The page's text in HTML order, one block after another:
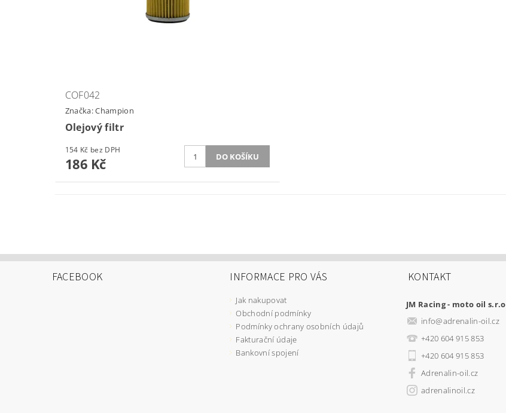
COF042
Značka:Champion
Olejový filtr
154 Kč bez DPH
186 Kč
FACEBOOK INFORMACE PRO VÁS
Jak nakupovat
Obchodní podmínky
Podmínky ochrany osobních údajů
Fakturační údaje
Bankovní spojení
KONTAKT
JM Racing - moto oil s.r.o
info@adrenalin-oil.cz
+420 604 915 853
+420 604 915 853
Adrenalin-oil.cz
adrenalinoil.cz